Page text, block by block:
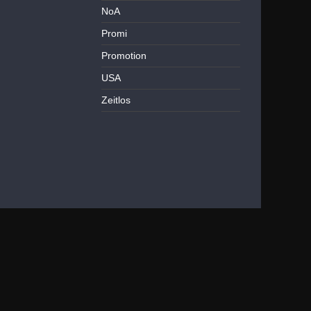
NoA
Promi
Promotion
USA
Zeitlos